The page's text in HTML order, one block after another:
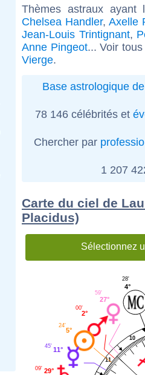
Thèmes astraux
Chelsea Handler, Axelle
Jean-Louis Trintignant,
Anne Pingeot... Voir
Vierge.
Base astrologique
78 146 célébrités et
Chercher par
1 207
Carte du ciel de
Placidus)
Sélectionnez
10
11
4°
28'
27°
59'
2°
00'
5°
24'
11°
45'
29°
09'